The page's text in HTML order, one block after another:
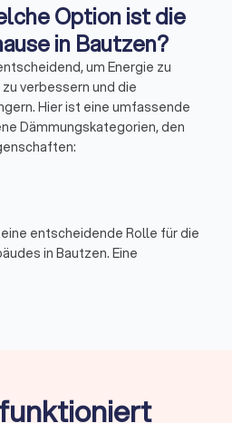
Option ist die
in Bautzen?
um Energie zu
verbessern und die
Hier ist eine umfassende
Dämmungskategorien, den
entscheidende Rolle für die
in Bautzen. Eine
und Bodenkälte. Eine gut